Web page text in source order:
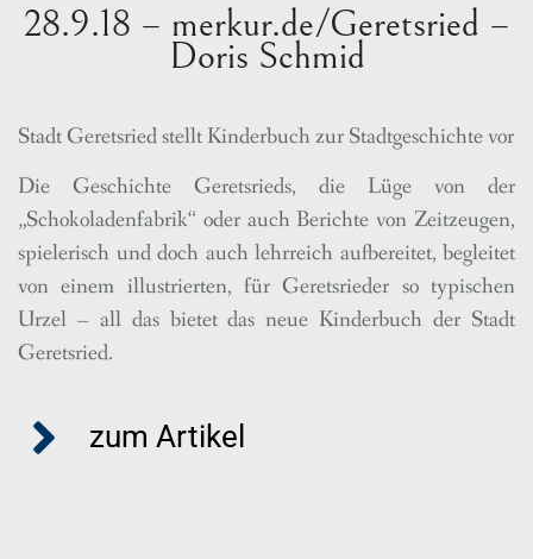
28.9.18 – merkur.de/Geretsried –
Doris Schmid
Stadt Geretsried stellt Kinderbuch zur Stadtgeschichte vor
Die Geschichte Geretsrieds, die Lüge von der
„Schokoladenfabrik“ oder auch Berichte von Zeitzeugen,
spielerisch und doch auch lehrreich aufbereitet, begleitet
von einem illustrierten, für Geretsrieder so typischen
Urzel – all das bietet das neue Kinderbuch der Stadt
Geretsried.
zum Artikel